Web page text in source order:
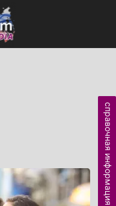
справочная информация